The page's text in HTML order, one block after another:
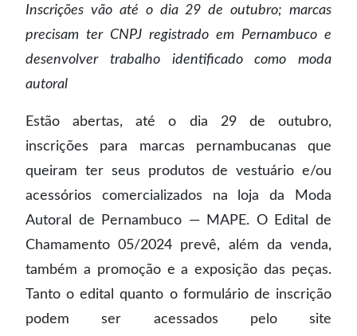
Inscrições vão até o dia 29 de outubro; marcas
precisam ter CNPJ registrado em Pernambuco e
desenvolver trabalho identificado como moda
autoral
Estão abertas, até o dia 29 de outubro,
inscrições para marcas pernambucanas que
queiram ter seus produtos de vestuário e/ou
acessórios comercializados na loja da Moda
Autoral de Pernambuco — MAPE. O Edital de
Chamamento 05/2024 prevê, além da venda,
também a promoção e a exposição das peças.
Tanto o edital quanto o formulário de inscrição
podem ser acessados pelo site